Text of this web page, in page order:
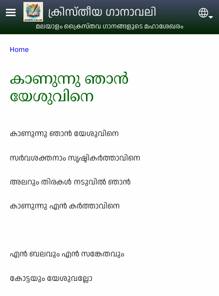
Skip to main contentക്രിസ്തീയ ഗാനാവലി
മലയാളം ക്രൈസ്തവ ഗാനങ്ങളുടെ മഹാശേഖരം
Breadcrumb
Home
കാണുന്നു ഞാന്‍
യേശുവിനെ
കാണുന്നു ഞാന്‍ യേശുവിനെ
സര്‍വശക്തനാം സൃഷ്ടികര്‍ത്താവിനെ
അലറും തിരകള്‍ നടുവില്‍ ഞാന്‍
കാണുന്നു എന്‍ കര്‍ത്താവിനെ
എന്‍ ബലവും എന്‍ സങ്കേതവും
കോട്ടയും യേശുവല്ലോ